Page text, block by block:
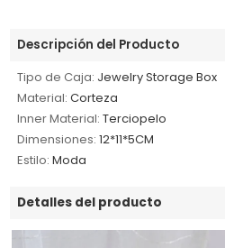
Descripción del Producto
Tipo de Caja: Jewelry Storage Box
Material: Corteza
Inner Material: Terciopelo
Dimensiones: 12*11*5CM
Estilo: Moda
Detalles del producto